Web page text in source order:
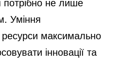
o
Уміння
максимально
інновації та